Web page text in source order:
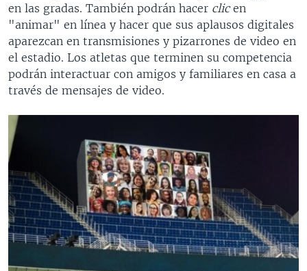
en las gradas. También podrán hacer clicen
"animar" en línea y hacer que sus aplausos digitales
aparezcan en transmisiones y pizarrones de video en
el estadio. Los atletas que terminen su competencia
podrán interactuar con amigos y familiares en casa a
través de mensajes de video.